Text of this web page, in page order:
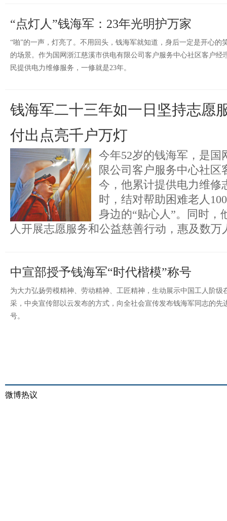
“点灯人”钱海军：23年光明护万家
“啪”的一声，灯亮了。不用回头，钱海军就知道，身后一定是开心的
的场景。作为国网浙江慈溪市供电有限公司客户服务中心社区客户经
民提供电力维修服务，一修就是23年。
钱海军二十三年如一日坚持志
付出点亮千户万灯
今年52岁的钱海军，是国
限公司客户服务中心社区
今，他累计提供电力维修
时，结对帮助困难老人
身边的“贴心人”。同时，
人开展志愿服务和公益慈善行动，惠及数万
中宣部授予钱海军“时代楷模”称号
为大力弘扬劳模精神、劳动精神、工匠精神，生动展示中国工人阶级
采，中央宣传部以云发布的方式，向全社会宣传发布钱海军同志的先
号。
微博热议